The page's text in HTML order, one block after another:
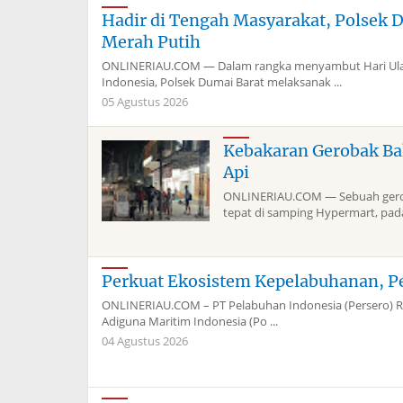
Hadir di Tengah Masyarakat, Polsek
Merah Putih
ONLINERIAU.COM — Dalam rangka menyambut Hari
Indonesia, Polsek Dumai Barat melaksanak ...
05 Agustus 2026
Kebakaran Gerobak
Api
ONLINERIAU.COM — Sebuah
tepat di samping Hypermart,
Perkuat Ekosistem Kepelabuhanan,
ONLINERIAU.COM – PT Pelabuhan Indonesia
Adiguna Maritim Indonesia (Po ...
04 Agustus 2026